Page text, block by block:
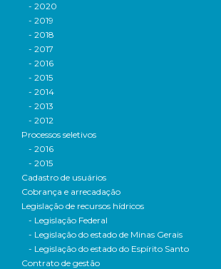
- 2020
- 2019
- 2018
- 2017
- 2016
- 2015
- 2014
- 2013
- 2012
Processos seletivos
- 2016
- 2015
Cadastro de usuários
Cobrança e arrecadação
Legislação de recursos hídricos
- Legislação Federal
- Legislação do estado de Minas Gerais
- Legislação do estado do Espírito Santo
Contrato de gestão